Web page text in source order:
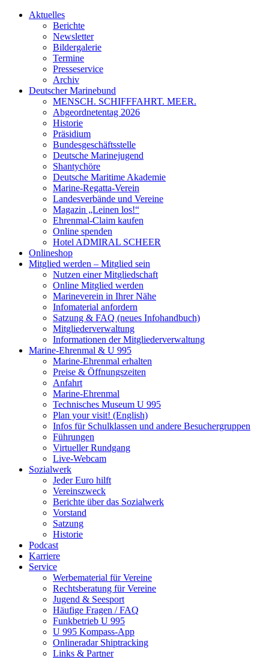
Aktuelles
Berichte
Newsletter
Bildergalerie
Termine
Presseservice
Archiv
Deutscher Marinebund
MENSCH. SCHIFFFAHRT. MEER.
Abgeordnetentag 2026
Historie
Präsidium
Bundesgeschäftsstelle
Deutsche Marinejugend
Shantychöre
Deutsche Maritime Akademie
Marine-Regatta-Verein
Landesverbände und Vereine
Magazin „Leinen los!“
Ehrenmal-Claim kaufen
Online spenden
Hotel ADMIRAL SCHEER
Onlineshop
Mitglied werden – Mitglied sein
Nutzen einer Mitgliedschaft
Online Mitglied werden
Marineverein in Ihrer Nähe
Infomaterial anfordern
Satzung & FAQ (neues Infohandbuch)
Mitgliederverwaltung
Informationen der Mitgliederverwaltung
Marine-Ehrenmal & U 995
Marine-Ehrenmal erhalten
Preise & Öffnungszeiten
Anfahrt
Marine-Ehrenmal
Technisches Museum U 995
Plan your visit! (English)
Infos für Schulklassen und andere Besuchergruppen
Führungen
Virtueller Rundgang
Live-Webcam
Sozialwerk
Jeder Euro hilft
Vereinszweck
Berichte über das Sozialwerk
Vorstand
Satzung
Historie
Podcast
Karriere
Service
Werbematerial für Vereine
Rechtsberatung für Vereine
Jugend & Seesport
Häufige Fragen / FAQ
Funkbetrieb U 995
U 995 Kompass-App
Onlineradar Shiptracking
Links & Partner